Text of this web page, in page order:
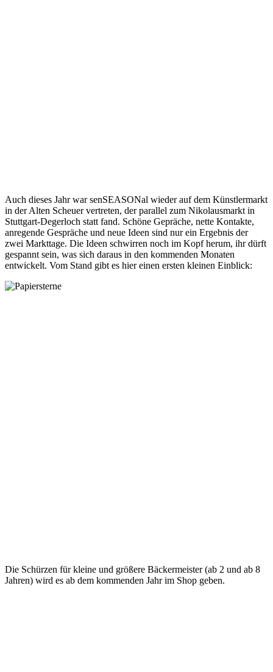
Auch dieses Jahr war senSEASONal wieder auf dem Künstlermarkt
in der Alten Scheuer vertreten, der parallel zum Nikolausmarkt in
Stuttgart-Degerloch statt fand. Schöne Gepräche, nette Kontakte,
anregende Gespräche und neue Ideen sind nur ein Ergebnis der
zwei Markttage. Die Ideen schwirren noch im Kopf herum, ihr dürft
gespannt sein, was sich daraus in den kommenden Monaten
entwickelt. Vom Stand gibt es hier einen ersten kleinen Einblick:
Die Schürzen für kleine und größere Bäckermeister (ab 2 und ab 8
Jahren) wird es ab dem kommenden Jahr im Shop geben.